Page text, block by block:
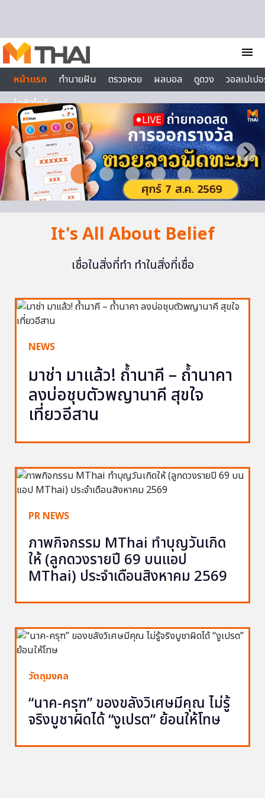
menu
หน้าแรก
ทำนายฝัน ตรวจหวย ผลบอล ดูดวง
วอลเปเป
ไลฟ์สไตล์
It's All About Belief
เชื่อในสิ่งที่ทำ ทำในสิ่งที่เชื่อ
NEWS
มาช่า มาแล้ว! ถ้ำนาคี – ถ้ำนาคา
ลงบ่อชุบตัวพญานาคี สุขใจ
เที่ยวอีสาน
PR NEWS
ภาพกิจกรรม MThai ทำบุญวันเกิด
ให้ (ลูกดวงรายปี 69 บนแอป
MThai) ประจำเดือนสิงหาคม 2569
วัตถุมงคล
“นาค-ครุฑ” ของขลังวิเศษมีคุณ ไม่รู้
จริงบูชาผิดได้ “งูเปรต” ย้อนให้โทษ